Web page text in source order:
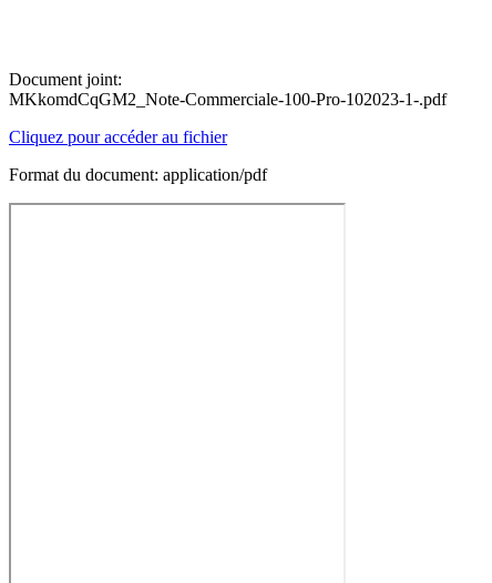
Document joint:
MKkomdCqGM2_Note-Commerciale-100-Pro-102023-1-.pdf
Cliquez pour accéder au fichier
Format du document: application/pdf